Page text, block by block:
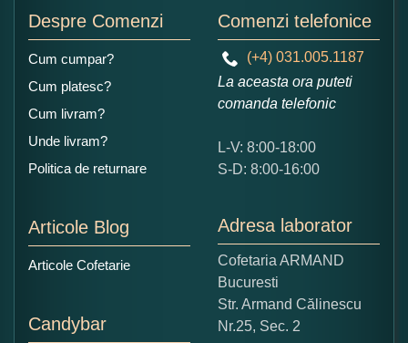
Ce nota acordati acestui produs?
5
Copiati alaturi numarul din imagine:
Despre Comenzi
Cum cumpar?
Cum platesc?
Cum livram?
Unde livram?
Politica de returnare
Articole Blog
Articole Cofetarie
Candybar
Comenzi telefonice
(+4) 031.005.1187
La aceasta ora puteti
comanda telefonic
L-V: 8:00-18:00
S-D: 8:00-16:00
Adresa laborator
Cofetaria ARMAND
Bucuresti
Str. Armand Călinescu
Nr.25, Sec. 2